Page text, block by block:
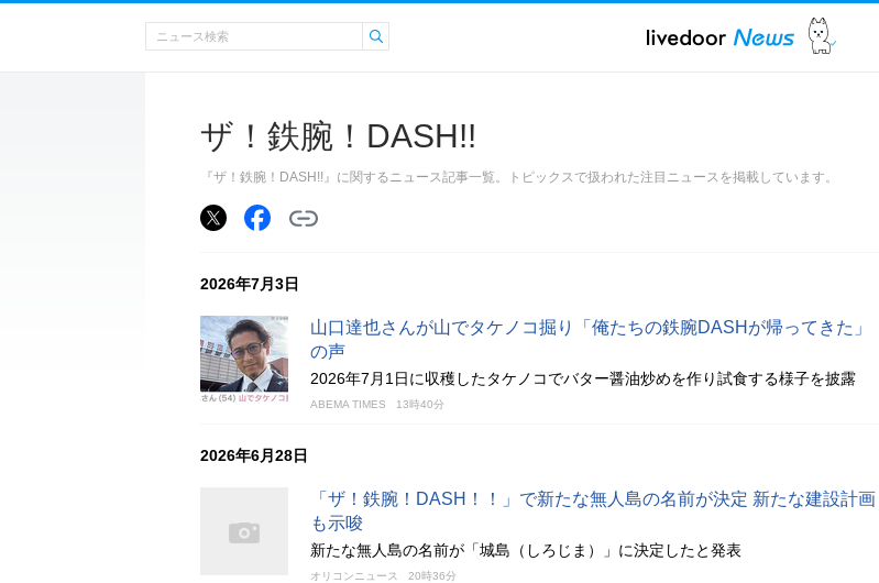
ザ！鉄腕！DASH!!
『ザ！鉄腕！DASH!!』に関するニュース記事一覧。トピックスで扱われた注目ニュースを掲載しています。
2026年7月3日
山口達也さんが山でタケノコ掘り「俺たちの鉄腕DASHが帰ってきた」
の声
2026年7月1日に収穫したタケノコでバター醤油炒めを作り試食する様子を披露
ABEMA TIMES 13時40分
2026年6月28日
「ザ！鉄腕！DASH！！」で新たな無人島の名前が決定 新たな建設計画
も示唆
新たな無人島の名前が「城島（しろじま）」に決定したと発表
オリコンニュース 20時36分